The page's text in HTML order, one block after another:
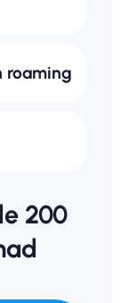
roaming
200